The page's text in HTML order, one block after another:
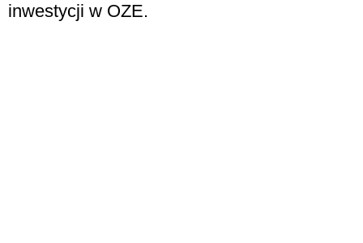
inwestycji w OZE.